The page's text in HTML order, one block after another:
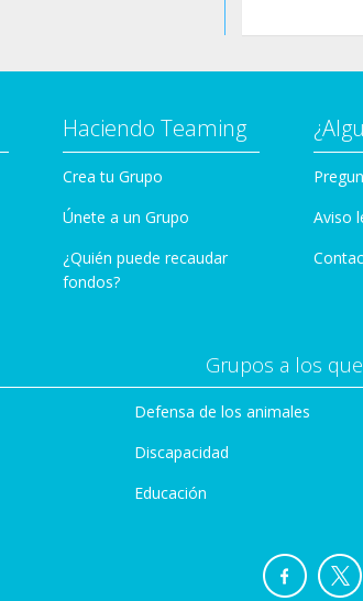
Haciendo Teaming
Crea tu Grupo
Únete a un Grupo
¿Quién puede recaudar
fondos?
Aviso
Grupos a los
Defensa de los animales
Discapacidad
Educación